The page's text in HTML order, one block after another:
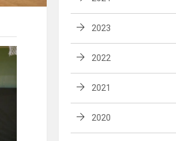
2023
2022
2021
2020